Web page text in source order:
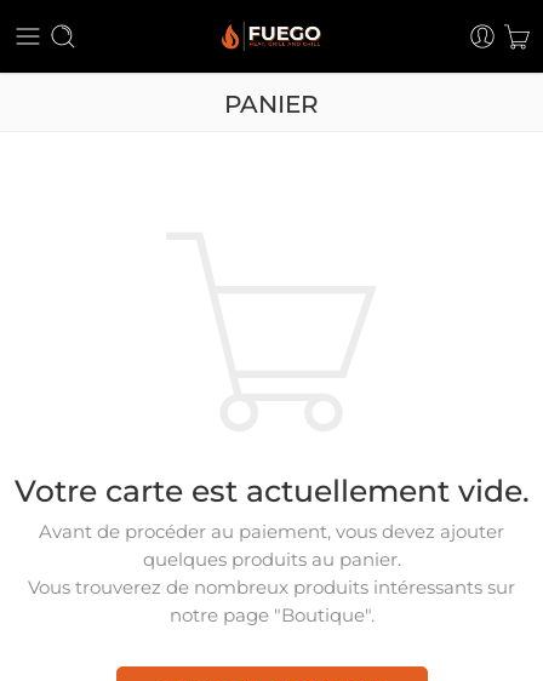
PANIER
Votre carte est actuellement vide.
Avant de procéder au paiement, vous devez ajouter
quelques produits au panier.
Vous trouverez de nombreux produits intéressants sur
notre page "Boutique".